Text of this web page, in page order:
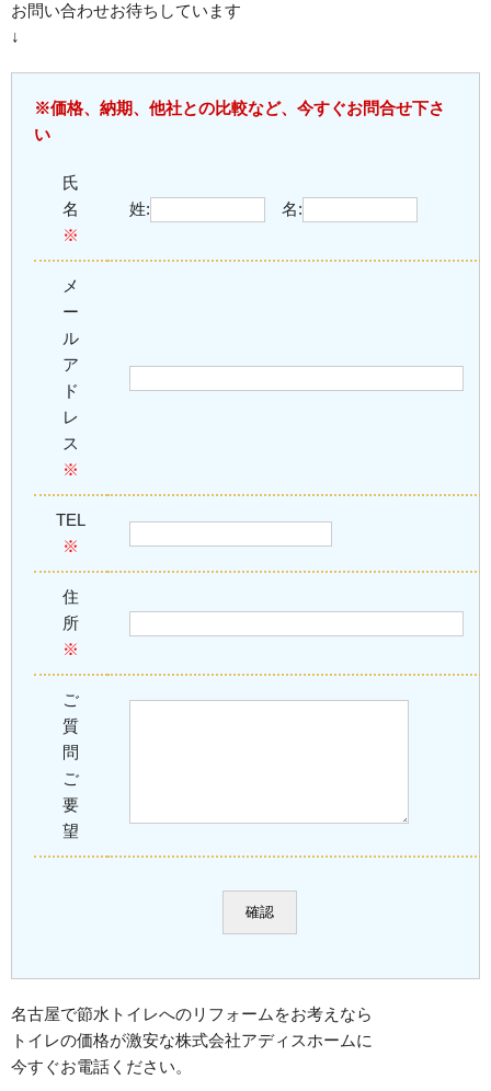
お問い合わせお待ちしています
↓
※価格、納期、他社との比較など、今すぐお問合せ下さ
い
氏
名
※
姓: 名:
メ
ー
ル
ア
ド
レ
ス
※
TEL
※
住
所
※
ご
質
問
ご
要
望
名古屋で節水トイレへのリフォームをお考えなら
トイレの価格が激安な株式会社アディスホームに
今すぐお電話ください。